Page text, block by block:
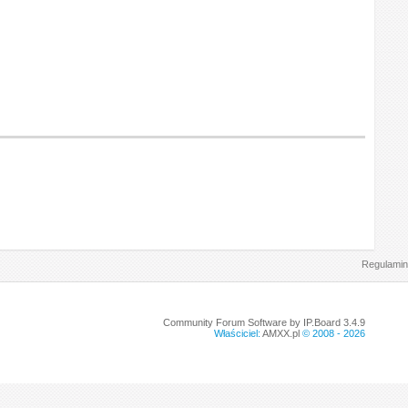
Regulamin
Community Forum Software by IP.Board 3.4.9
Właściciel: AMXX.pl© 2008 - 2026